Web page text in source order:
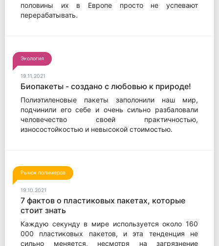
половины их в Европе просто не успевают
перерабатывать.
Экология
19.11.2021
Биопакеты - создано с любовью к природе!
Полиэтиленовые пакеты заполонили наш мир,
подчинили его себе и очень сильно разбаловали
человечество своей практичностью,
износостойкостью и невысокой стоимостью.
Рынок полимеров
19.10.2021
7 фактов о пластиковых пакетах, которые
стоит знать
Каждую секунду в мире используется около 160
000 пластиковых пакетов, и эта тенденция не
сильно меняется, несмотря на загрязнение